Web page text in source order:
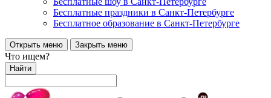
Бесплатные праздники в Санкт-Петербурге
Бесплатное образование в Санкт-Петербурге
Открыть меню Закрыть меню
Что ищем?
Найти